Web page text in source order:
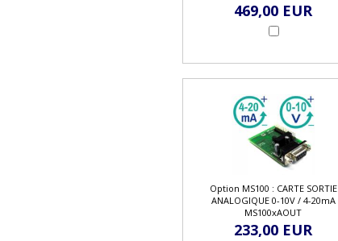
469,00 EUR
Option MS100 : CARTE SORTIE
ANALOGIQUE 0-10V / 4-20mA
MS100xAOUT
233,00 EUR